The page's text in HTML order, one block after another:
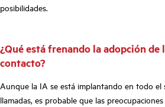
posibilidades.
¿Qué está frenando la adopción de
contacto?
Aunque la IA se está implantando en todo el
llamadas, es probable que las